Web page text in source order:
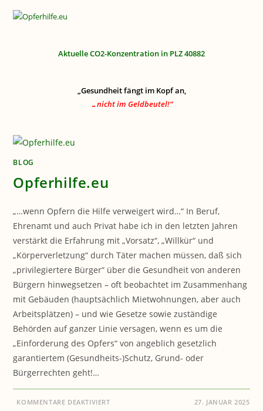
Aktuelle CO2-Konzentration in PLZ 40882
„Gesundheit fängt im Kopf an,
…nicht im Geldbeutel!“
BLOG
Opferhilfe.eu
„…wenn Opfern die Hilfe verweigert wird…“ In Beruf,
Ehrenamt und auch Privat habe ich in den letzten Jahren
verstärkt die Erfahrung mit „Vorsatz“, „Willkür“ und
„Körperverletzung“ durch Täter machen müssen, daß sich
„privilegiertere Bürger“ über die Gesundheit von anderen
Bürgern hinwegsetzen – oft beobachtet im Zusammenhang
mit Gebäuden (hauptsächlich Mietwohnungen, aber auch
Arbeitsplätzen) – und wie Gesetze sowie zuständige
Behörden auf ganzer Linie versagen, wenn es um die
„Einforderung des Opfers“ von angeblich gesetzlich
garantiertem (Gesundheits-)Schutz, Grund- oder
Bürgerrechten geht!…
KOMMENTARE DEAKTIVIERTFÜR 27. JANUAR 2025